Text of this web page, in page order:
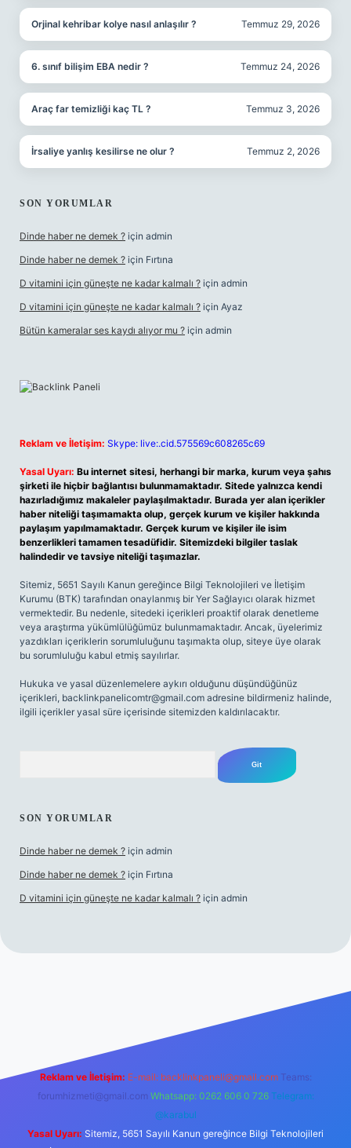
Orjinal kehribar kolye nasıl anlaşılır ? Temmuz 29, 2026
6. sınıf bilişim EBA nedir ? Temmuz 24, 2026
Araç far temizliği kaç TL ? Temmuz 3, 2026
İrsaliye yanlış kesilirse ne olur ? Temmuz 2, 2026
SON YORUMLAR
Dinde haber ne demek ? için admin
Dinde haber ne demek ? için Fırtına
D vitamini için güneşte ne kadar kalmalı ? için admin
D vitamini için güneşte ne kadar kalmalı ? için Ayaz
Bütün kameralar ses kaydı alıyor mu ? için admin
Reklam ve İletişim: Skype: live:.cid.575569c608265c69
Yasal Uyarı: Bu internet sitesi, herhangi bir marka, kurum veya şahıs
şirketi ile hiçbir bağlantısı bulunmamaktadır. Sitede yalnızca kendi
hazırladığımız makaleler paylaşılmaktadır. Burada yer alan içerikler
haber niteliği taşımamakta olup, gerçek kurum ve kişiler hakkında
paylaşım yapılmamaktadır. Gerçek kurum ve kişiler ile isim
benzerlikleri tamamen tesadüfidir. Sitemizdeki bilgiler taslak
halindedir ve tavsiye niteliği taşımazlar.
Sitemiz, 5651 Sayılı Kanun gereğince Bilgi Teknolojileri ve İletişim
Kurumu (BTK) tarafından onaylanmış bir Yer Sağlayıcı olarak hizmet
vermektedir. Bu nedenle, sitedeki içerikleri proaktif olarak denetleme
veya araştırma yükümlülüğümüz bulunmamaktadır. Ancak, üyelerimiz
yazdıkları içeriklerin sorumluluğunu taşımakta olup, siteye üye olarak
bu sorumluluğu kabul etmiş sayılırlar.
Hukuka ve yasal düzenlemelere aykırı olduğunu düşündüğünüz
içerikleri, backlinkpanelicomtr@gmail.com adresine bildirmeniz halinde,
ilgili içerikler yasal süre içerisinde sitemizden kaldırılacaktır.
SON YORUMLAR
Dinde haber ne demek ? için admin
Dinde haber ne demek ? için Fırtına
D vitamini için güneşte ne kadar kalmalı ? için admin
Reklam ve İletişim: E-mail: backlinkpaneli@gmail.com Teams:
forumhizmeti@gmail.com Whatsapp: 0262 606 0 726 Telegram:
@karabul
Yasal Uyarı: Sitemiz, 5651 Sayılı Kanun gereğince Bilgi Teknolojileri